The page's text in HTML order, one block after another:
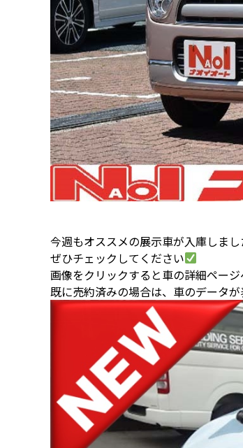
今週もオススメの展示車が入庫しまし
ぜひチェックしてください
画像をクリックすると車の詳細ペー
既に売約済みの場合は、車のデータ